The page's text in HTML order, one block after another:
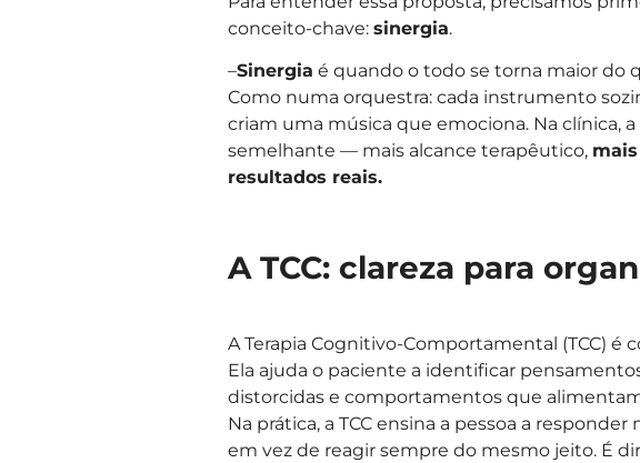
conceito-chave: sinergia.
–Sinergia é quando o todo se torna maior do
Como numa orquestra: cada instrumento
criam uma música que emociona. Na clínica,
semelhante — mais alcance terapêutico,
resultados reais.
A TCC: clareza para
A Terapia Cognitivo-Comportamental (TCC) é
Ela ajuda o paciente a identificar
distorcidas e comportamentos que
Na prática, a TCC ensina a pessoa a
em vez de reagir sempre do mesmo jeito. É